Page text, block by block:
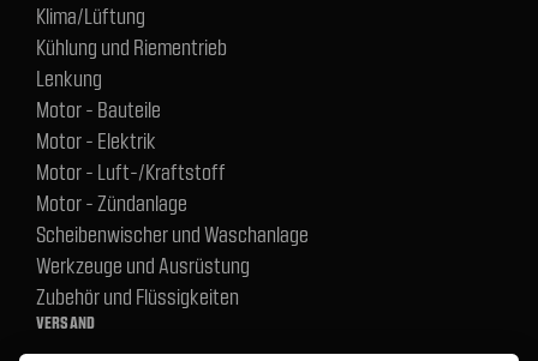
Klima/Lüftung
Kühlung und Riementrieb
Lenkung
Motor - Bauteile
Motor - Elektrik
Motor - Luft-/Kraftstoff
Motor - Zündanlage
Scheibenwischer und Waschanlage
Werkzeuge und Ausrüstung
Zubehör und Flüssigkeiten
VERSAND